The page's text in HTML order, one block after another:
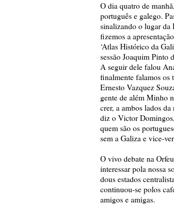
O dia quatro de
português e galego.
sinalizando o lugar da
fizemos a
‘Atlas Histórico da
sessão Joaquim Pinto
A seguir dele falou
finalmente falamos os
Ernesto Vazquez
gente de além Minho
crer, a ambos lados
diz o Victor
quem são os
sem a Galiza e vice-
O vivo debate na
interessar pola nossa
dous estados
continuou-se polos
amigos e amigas.